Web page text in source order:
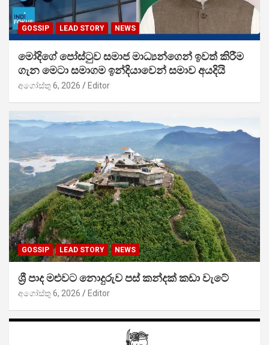
GOSSIP LEAD STORY NEWS
මෝදිගේ පෝස්ටුව සමාජ මාධ්‍යන්ගෙන් ඉවත් කිරීම
ගැන මෙටා සමාගම ඉන්දියාවෙන් සමාව අයදියි
අගෝස්තු 6, 2026 Editor
GOSSIP LEAD STORY NEWS
ශ්‍රී පාද මළුවට නොදුරුව පස් කන්දක් කඩා වැටේ
අගෝස්තු 6, 2026 Editor